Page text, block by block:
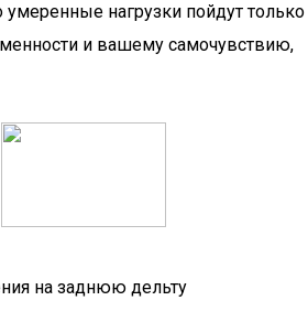
умеренные нагрузки пойдут только
и вашему самочувствию,
на заднюю дельту